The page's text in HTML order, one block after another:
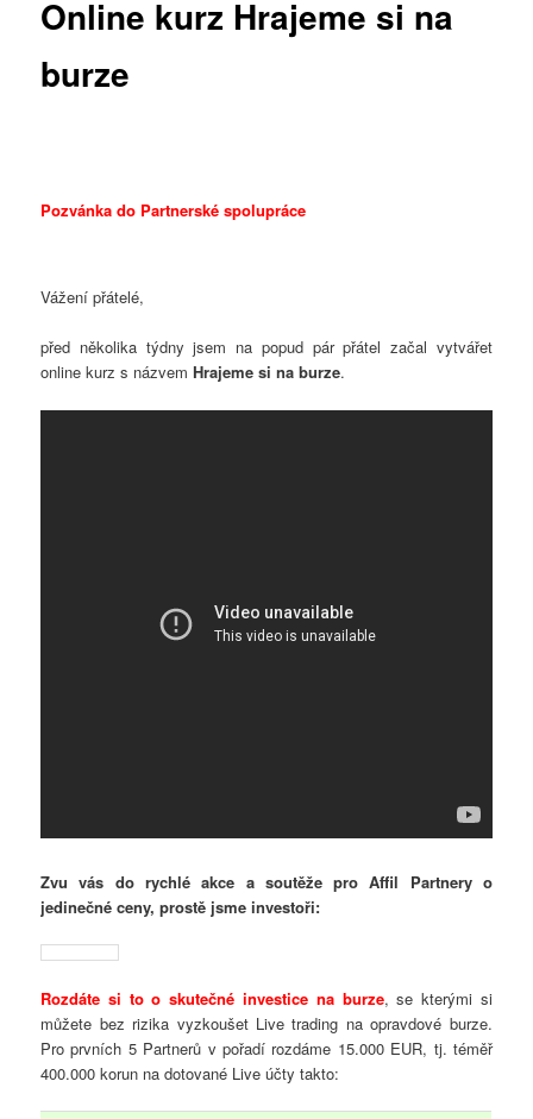
Online kurz Hrajeme si na
burze
Pozvánka do Partnerské spolupráce
Vážení přátelé,
před několika týdny jsem na popud pár přátel začal vytvářet
online kurz s názvemHrajeme si na burze.
Zvu vás do rychlé akce a soutěže pro Affil Partnery o
jedinečné ceny, prostě jsme investoři:
Rozdáte si to o skutečné investice na burze, se kterými si
můžete bez rizika vyzkoušet Live trading na opravdové burze.
Pro prvních 5 Partnerů v pořadí rozdáme 15.000 EUR, tj. téměř
400.000 korun na dotované Live účty takto: